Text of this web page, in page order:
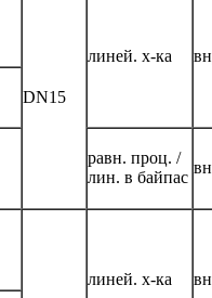
DN15
линей. х-ка
равн. проц. /
лин. в байпас
линей. х-ка